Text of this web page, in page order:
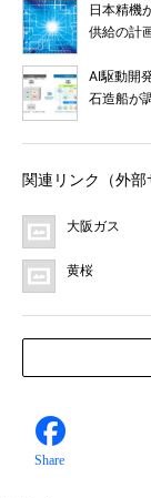
日本精機
供給の計
AI駆動開
石造船が
関連リンク（外部
大阪ガス
黄桜
Share